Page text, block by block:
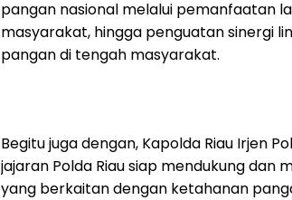
pangan nasional melalui pemanfaatan
masyarakat, hingga penguatan sinergi
pangan di tengah masyarakat.
Begitu juga dengan, Kapolda Riau Irjen
jajaran Polda Riau siap mendukung
yang berkaitan dengan ketahanan